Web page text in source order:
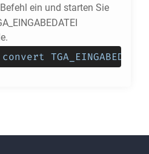
ein und starten Sie